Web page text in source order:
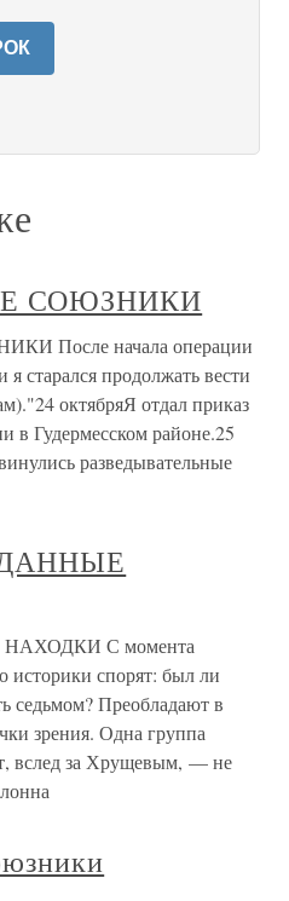
СОЮЗНИКИ
После начала операции
старался продолжать вести
октябряЯ отдал приказ
в Гудермесском районе.25
разведывательные
С момента
историки спорят: был ли
седьмом? Преобладают в
зрения. Одна группа
вслед за Хрущевым, — не